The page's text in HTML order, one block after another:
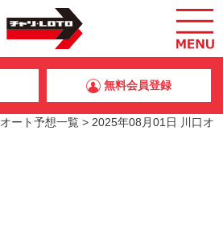
無料会員登録
オート予想一覧 > 2025年08月01日 川口オ